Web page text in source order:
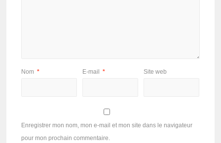
Nom * E-mail * Site web
Enregistrer mon nom, mon e-mail et mon site dans le navigateur
pour mon prochain commentaire.